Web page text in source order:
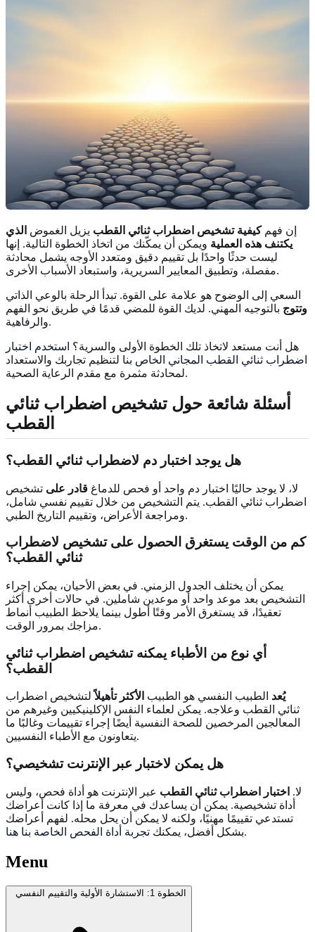
إن فهمكيفية تشخيص اضطراب ثنائي القطب يزيل الغموض الذي
يكتنف هذه العملية ويمكن أن يمكّنك من اتخاذ الخطوة التالية. إنها
ليست حدثًا واحدًا بل تقييم دقيق ومتعدد الأوجه يشمل محادثة
مفصلة، وتطبيق المعايير السريرية، واستبعاد الأسباب الأخرى.
السعي إلى الوضوح هو علامة على القوة. تبدأ الرحلة بالوعي الذاتي
وتتوج بالتوجيه المهني. لديك القوة للمضي قدمًا في طريق نحو الفهم
والرفاهية.
هل أنت مستعد لاتخاذ تلك الخطوة الأولى والسرية؟ استخدم اختبار
اضطراب ثنائي القطب المجاني الخاص بنا لتنظيم تجاربك والاستعداد
لمحادثة مثمرة مع مقدم الرعاية الصحية.
أسئلة شائعة حول تشخيص اضطراب ثنائي
القطب
هل يوجد اختبار دم لاضطراب ثنائي القطب؟
لا، لا يوجد حاليًا اختبار دم واحد أو فحص للدماغ قادر على تشخيص
اضطراب ثنائي القطب. يتم التشخيص من خلال تقييم نفسي شامل،
ومراجعة الأعراض، وتقييم التاريخ الطبي.
كم من الوقت يستغرق الحصول على تشخيص لاضطراب
ثنائي القطب؟
يمكن أن يختلف الجدول الزمني. في بعض الأحيان، يمكن إجراء
التشخيص بعد موعد واحد أو موعدين شاملين. في حالات أخرى أكثر
تعقيدًا، قد يستغرق الأمر وقتًا أطول بينما يلاحظ الطبيب أنماط
مزاجك بمرور الوقت.
أي نوع من الأطباء يمكنه تشخيص اضطراب ثنائي
القطب؟
يُعد الطبيب النفسي هو الطبيب الأكثر تأهيلاً لتشخيص اضطراب
ثنائي القطب وعلاجه. يمكن لعلماء النفس الإكلينيكيين وغيرهم من
المعالجين المرخصين للصحة النفسية أيضًا إجراء تقييمات وغالبًا ما
يتعاونون مع الأطباء النفسيين.
هل يمكن لاختبار عبر الإنترنت تشخيصي؟
لا. اختبار اضطراب ثنائي القطب عبر الإنترنت هو أداة فحص، وليس
أداة تشخيصية. يمكن أن يساعدك في معرفة ما إذا كانت أعراضك
تستدعي تقييمًا مهنيًا، ولكنه لا يمكن أن يحل محله. لفهم أعراضك
بشكل أفضل، يمكنك تجربة أداة الفحص الخاصة بنا هنا .
Menu
الخطوة 1: الاستشارة الأولية والتقييم النفسي